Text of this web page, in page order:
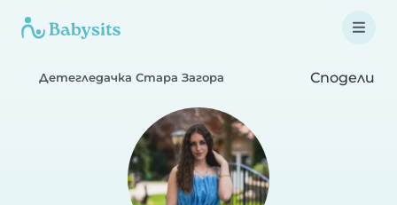
Детегледачка Стара Загора Сподели